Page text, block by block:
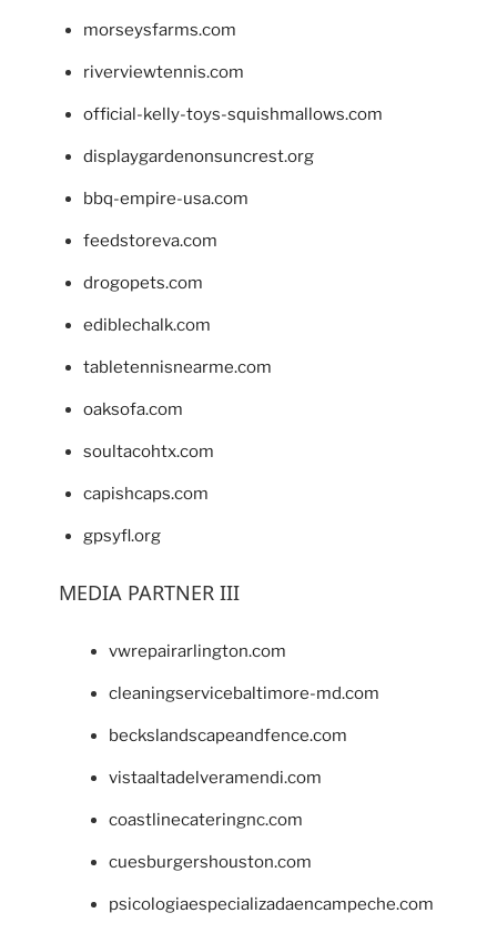
morseysfarms.com
riverviewtennis.com
official-kelly-toys-squishmallows.com
displaygardenonsuncrest.org
bbq-empire-usa.com
feedstoreva.com
drogopets.com
ediblechalk.com
tabletennisnearme.com
oaksofa.com
soultacohtx.com
capishcaps.com
gpsyfl.org
MEDIA PARTNER III
vwrepairarlington.com
cleaningservicebaltimore-md.com
beckslandscapeandfence.com
vistaaltadelveramendi.com
coastlinecateringnc.com
cuesburgershouston.com
psicologiaespecializadaencampeche.com